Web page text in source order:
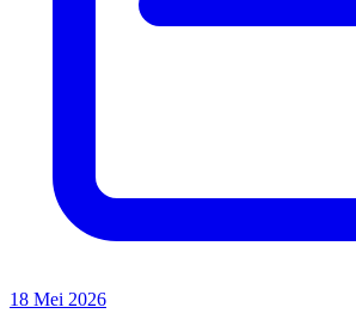
18 Mei 2026